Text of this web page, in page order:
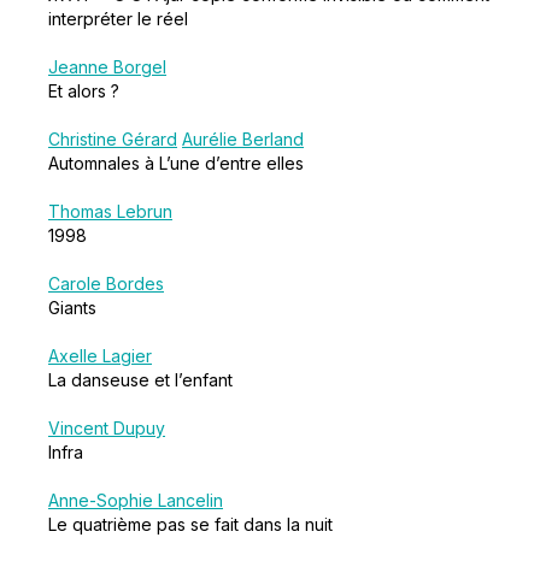
interpréter le réel
Jeanne Borgel
Et alors ?
Christine Gérard Aurélie Berland
Automnales à L’une d’entre elles
Thomas Lebrun
1998
Carole Bordes
Giants
Axelle Lagier
La danseuse et l’enfant
Vincent Dupuy
Infra
Anne-Sophie Lancelin
Le quatrième pas se fait dans la nuit